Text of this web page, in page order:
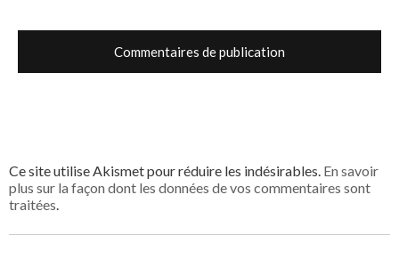
Ce site utilise Akismet pour réduire les indésirables. En savoir
plus sur la façon dont les données de vos commentaires sont
traitées.